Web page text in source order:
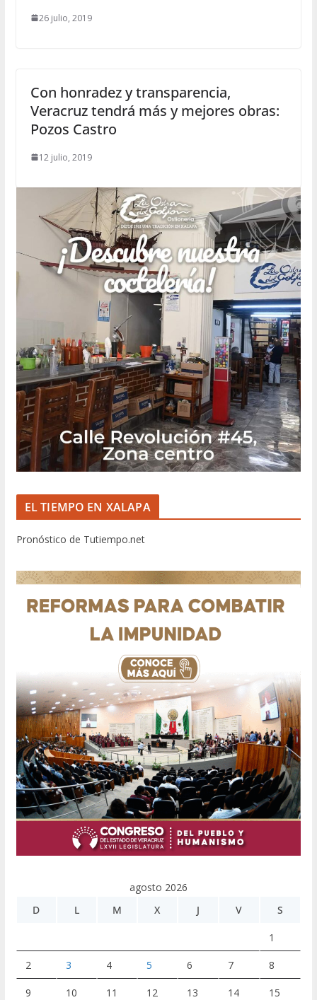
26 julio, 2019
Con honradez y transparencia,
Veracruz tendrá más y mejores obras:
Pozos Castro
12 julio, 2019
EL TIEMPO EN XALAPA
Pronóstico de Tutiempo.net
agosto 2026
D
L M X J V S
1
2 3 4 5 6 7 8
9 10 11 12 13 14 15